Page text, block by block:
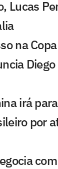
Lucas
na
irá
por